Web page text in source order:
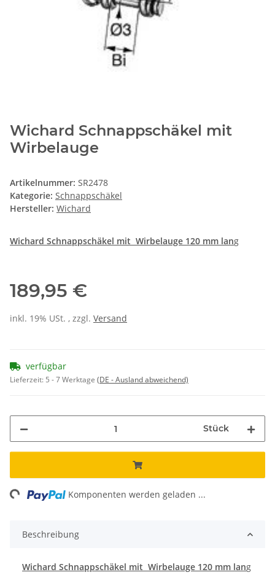
Wichard Schnappschäkel mit
Wirbelauge
Artikelnummer: SR2478
Kategorie: Schnappschäkel
Hersteller: Wichard
Wichard Schnappschäkel mit Wirbelauge 120 mm lang
189,95 €
inkl. 19% USt. , zzgl. Versand
verfügbar
Lieferzeit: 5 - 7 Werktage (DE - Ausland abweichend)
Stück
Komponenten werden geladen ...
Beschreibung
Wichard Schnappschäkel mit Wirbelauge 120 mm lang